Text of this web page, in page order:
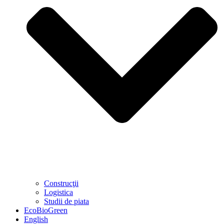
Construcţii
Logistica
Studii de piata
EcoBioGreen
English